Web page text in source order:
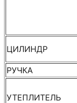
ЦИЛИНДР
РУЧКА
УТЕПЛИТЕЛЬ